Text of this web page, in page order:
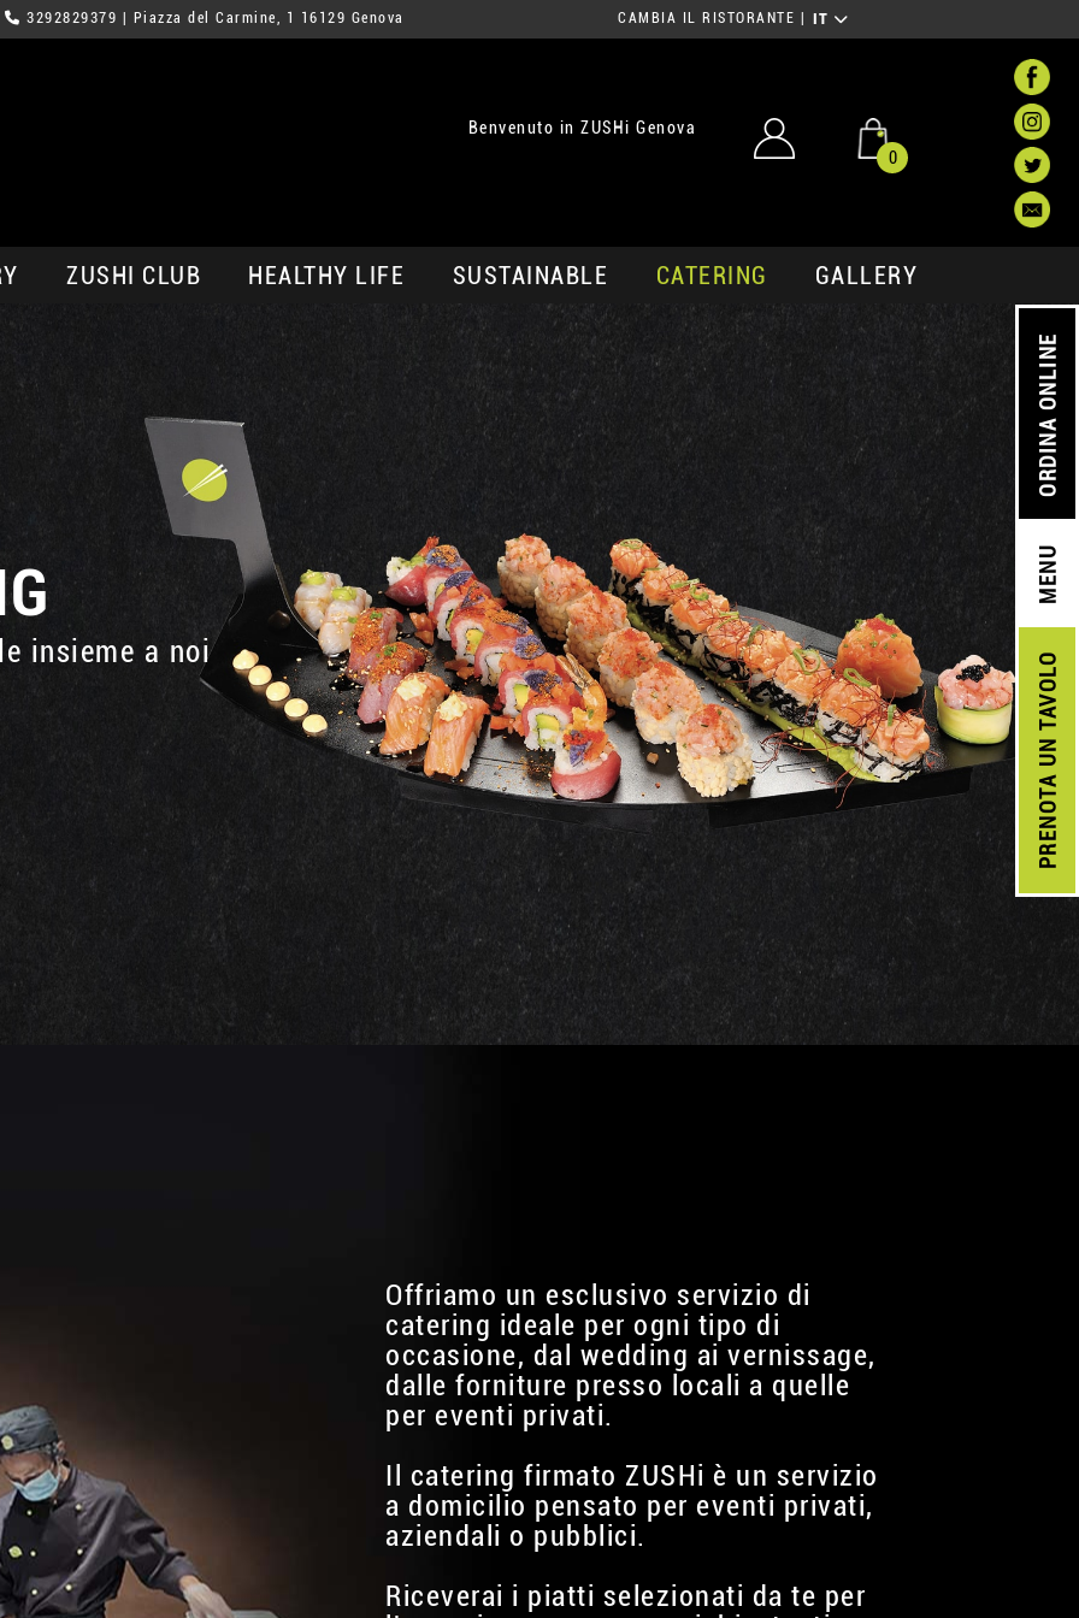
3292829379 | Piazza del Carmine, 1 16129 Genova CAMBIA IL RISTORANTE IT
Benvenuto in ZUSHi Genova
0
ZUSHI CLUB HEALTHY LIFE SUSTAINABLE CATERING GALLERY
PRENOTA
UN TAVOLO
MENU
ORDINA ONLINE
insieme a noi
Offriamo un esclusivo servizio di
catering ideale per ogni tipo di
occasione, dal wedding ai vernissage,
dalle forniture presso locali a quelle
per eventi privati.
Il catering firmato ZUSHi è un servizio
a domicilio pensato per eventi privati,
aziendali o pubblici.
Riceverai i piatti selezionati da te per